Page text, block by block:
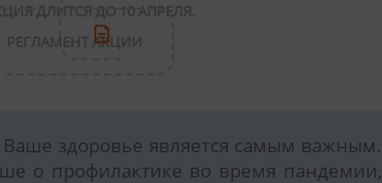
ДЛИТСЯ ДО 10 АПРЕЛЯ.
РЕГЛАМЕНТ АКЦИИ
Ваше здоровье является самым важным.
о профилактике во время пандемии,